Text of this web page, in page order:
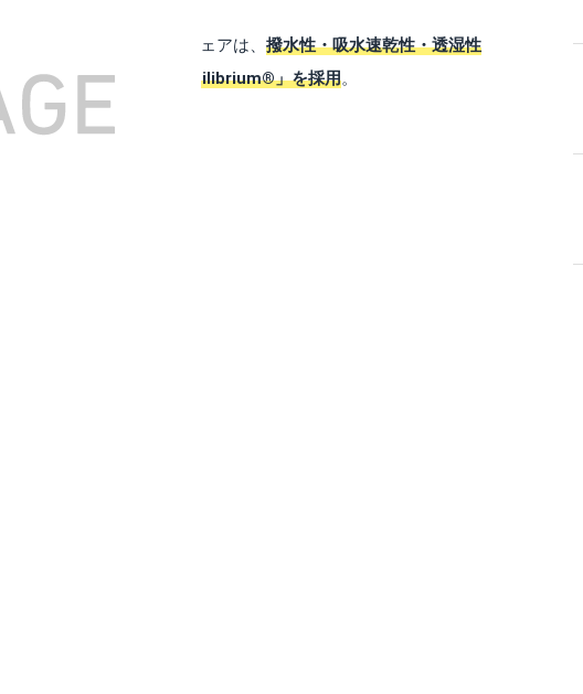
ショッフェル）の新作ウェアは、 撥水性・吸水速乾性・透湿性
備えた素材「Pertex Equilibrium®」を採用。